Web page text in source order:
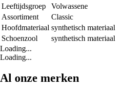
Leeftijdsgroep
Volwassene
Assortiment
Classic
Hoofdmateriaal synthetisch materiaal
Schoenzool
synthetisch materiaal
Loading...
Loading...
Al onze merken